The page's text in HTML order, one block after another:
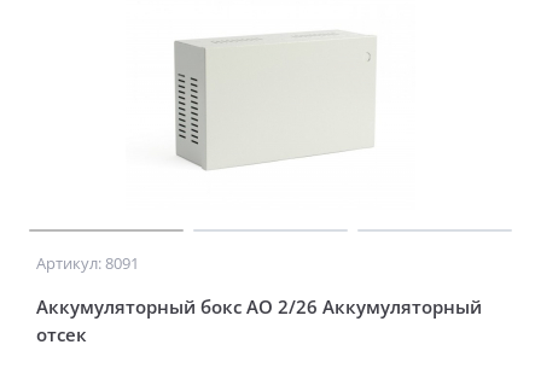
Артикул: 8091
Аккумуляторный бокс АО 2/26 Аккумуляторный
отсек